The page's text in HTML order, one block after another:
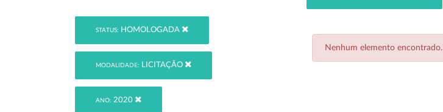
STATUS: HOMOLOGADA
MODALIDADE: LICITAÇÃO
ANO: 2020
Nenhum elemento encontrado.